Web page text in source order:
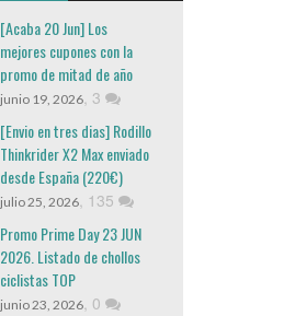
[Acaba 20 Jun] Los
mejores cupones con la
promo de mitad de año
junio 19, 2026, 3
[Envio en tres dias] Rodillo
Thinkrider X2 Max enviado
desde España (220€)
julio 25, 2026, 135
Promo Prime Day 23 JUN
2026. Listado de chollos
ciclistas TOP
junio 23, 2026, 0